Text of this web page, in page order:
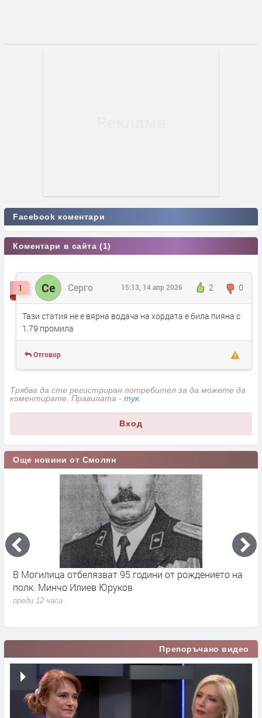
Facebook коментари
Коментари в сайта (1)
1 Се Серго 2 0
15:13, 14 апр 2026
Тази статия не е вярна водача на хордата е била пияна с
1.79 промила
Отговор
Трябва да сте регистриран потребител за да можете да
коментирате. Правилата - тук
Вход
Още новини от Смолян
В Могилица отбелязват 95 години от рождението на
полк. Минчо Илиев Юруков
преди 12 часа
Препоръчано видео